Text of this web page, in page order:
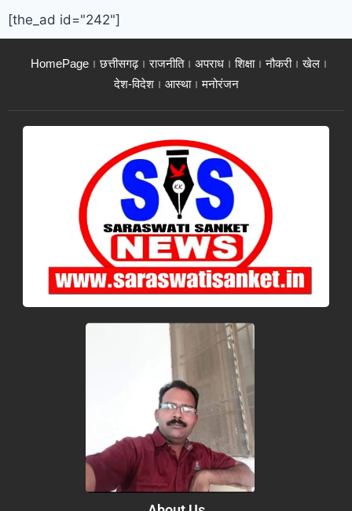
[the_ad id="242"]
HomePage छत्तीसगढ़ राजनीति अपराध शिक्षा नौकरी
खेल
देश-विदेश
आस्था मनोरंजन